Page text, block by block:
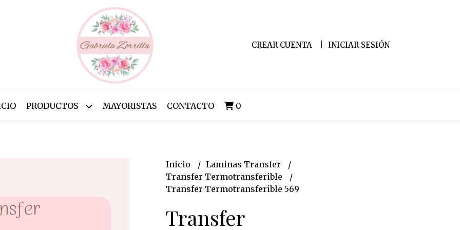
CREAR CUENTA INICIAR SESIÓN
PRODUCTOS MAYORISTAS CONTACTO 0
Inicio
Laminas Transfer
Transfer Termotransferible
Transfer Termotransferible 569
Transfer